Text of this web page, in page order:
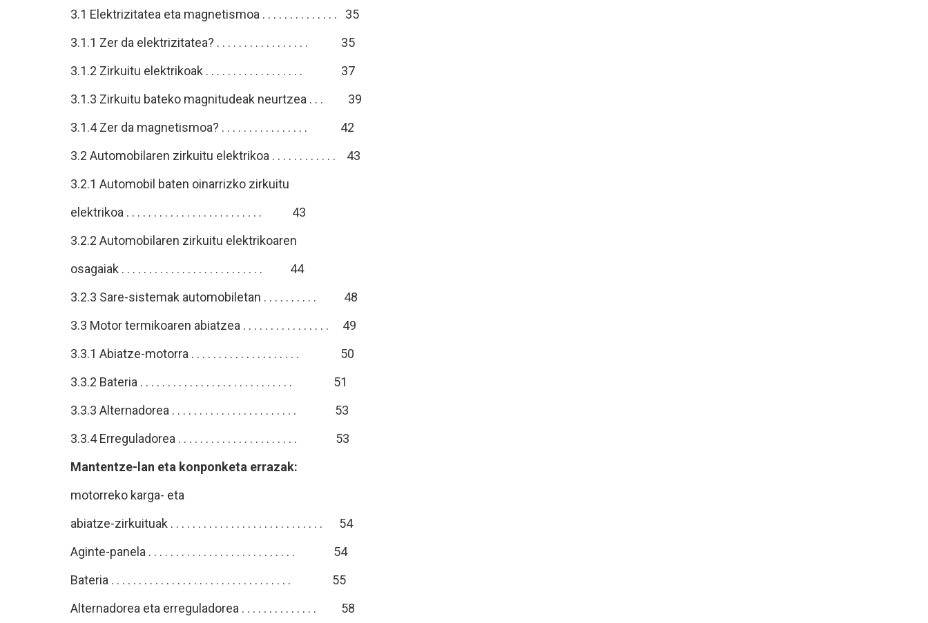
3.1 Elektrizitatea eta magnetismoa . . . . . . . . . . . . . . 35
3.1.1 Zer da elektrizitatea? . . . . . . . . . . . . . . . . . 35
3.1.2 Zirkuitu elektrikoak . . . . . . . . . . . . . . . . . . 37
3.1.3 Zirkuitu bateko magnitudeak neurtzea . . . 39
3.1.4 Zer da magnetismoa? . . . . . . . . . . . . . . . . 42
3.2 Automobilaren zirkuitu elektrikoa . . . . . . . . . . . . 43
3.2.1 Automobil baten oinarrizko zirkuitu
elektrikoa . . . . . . . . . . . . . . . . . . . . . . . . . 43
3.2.2 Automobilaren zirkuitu elektrikoaren
osagaiak . . . . . . . . . . . . . . . . . . . . . . . . . . 44
3.2.3 Sare-sistemak automobiletan . . . . . . . . . . 48
3.3 Motor termikoaren abiatzea . . . . . . . . . . . . . . . . 49
3.3.1 Abiatze-motorra . . . . . . . . . . . . . . . . . . . . 50
3.3.2 Bateria . . . . . . . . . . . . . . . . . . . . . . . . . . . . 51
3.3.3 Alternadorea . . . . . . . . . . . . . . . . . . . . . . . 53
3.3.4 Erreguladorea . . . . . . . . . . . . . . . . . . . . . . 53
Mantentze-lan eta konponketa errazak:
motorreko karga- eta
abiatze-zirkuituak . . . . . . . . . . . . . . . . . . . . . . . . . . . . 54
Aginte-panela . . . . . . . . . . . . . . . . . . . . . . . . . . . 54
Bateria . . . . . . . . . . . . . . . . . . . . . . . . . . . . . . . . . 55
Alternadorea eta erreguladorea . . . . . . . . . . . . . . 58